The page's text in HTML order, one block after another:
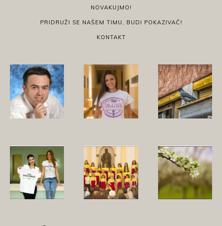
NOVAKUJMO!
PRIDRUŽI SE NAŠEM TIMU, BUDI POKAZIVAČ!
KONTAKT